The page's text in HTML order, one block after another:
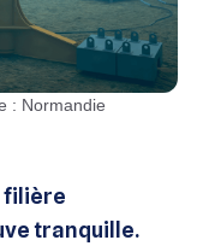
filière
tranquille.